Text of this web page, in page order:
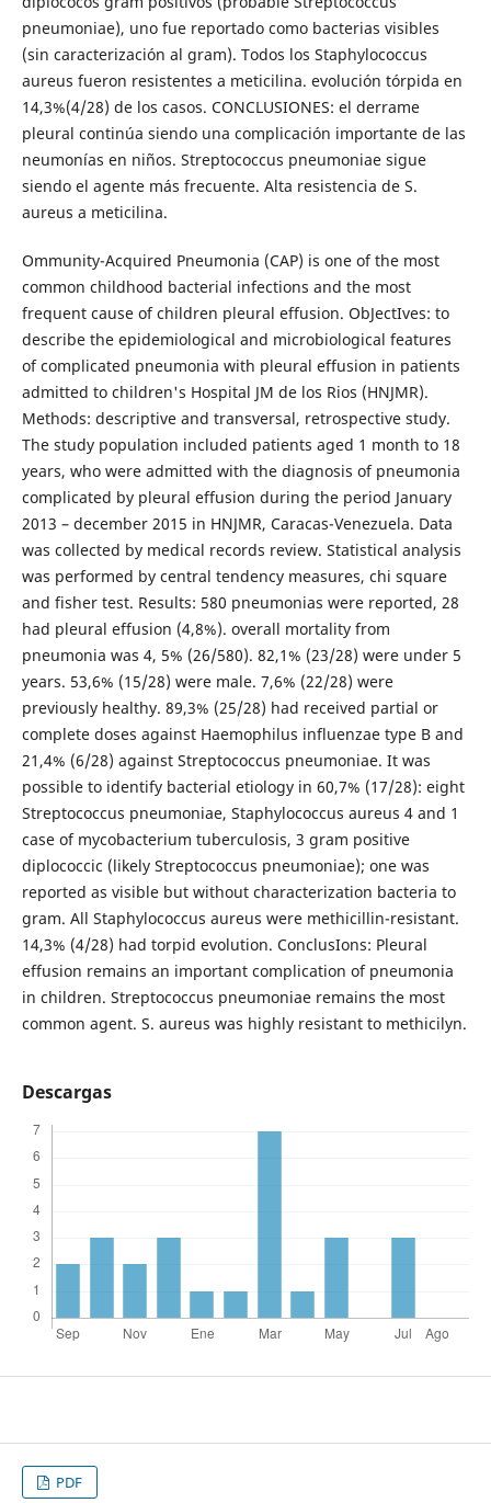
pneumoniae), uno fue reportado como bacterias visibles
(sin caracterización al gram). Todos los Staphylococcus
aureus fueron resistentes a meticilina. evolución tórpida en
14,3%(4/28) de los casos. CONCLUSIONES: el derrame
pleural continúa siendo una complicación importante de las
neumonías en niños. Streptococcus pneumoniae sigue
siendo el agente más frecuente. Alta resistencia de S.
aureus a meticilina.
Ommunity-Acquired Pneumonia (CAP) is one of the most
common childhood bacterial infections and the most
frequent cause of children pleural effusion. ObJectIves: to
describe the epidemiological and microbiological features
of complicated pneumonia with pleural effusion in patients
admitted to children's Hospital JM de los Rios (HNJMR).
Methods: descriptive and transversal, retrospective study.
The study population included patients aged 1 month to 18
years, who were admitted with the diagnosis of pneumonia
complicated by pleural effusion during the period January
2013 – december 2015 in HNJMR, Caracas-Venezuela. Data
was collected by medical records review. Statistical analysis
was performed by central tendency measures, chi square
and fisher test. Results: 580 pneumonias were reported, 28
had pleural effusion (4,8%). overall mortality from
pneumonia was 4, 5% (26/580). 82,1% (23/28) were under 5
years. 53,6% (15/28) were male. 7,6% (22/28) were
previously healthy. 89,3% (25/28) had received partial or
complete doses against Haemophilus influenzae type B and
21,4% (6/28) against Streptococcus pneumoniae. It was
possible to identify bacterial etiology in 60,7% (17/28): eight
Streptococcus pneumoniae, Staphylococcus aureus 4 and 1
case of mycobacterium tuberculosis, 3 gram positive
diplococcic (likely Streptococcus pneumoniae); one was
reported as visible but without characterization bacteria to
gram. All Staphylococcus aureus were methicillin-resistant.
14,3% (4/28) had torpid evolution. ConclusIons: Pleural
effusion remains an important complication of pneumonia
in children. Streptococcus pneumoniae remains the most
common agent. S. aureus was highly resistant to methicilyn.
Descargas
PDF